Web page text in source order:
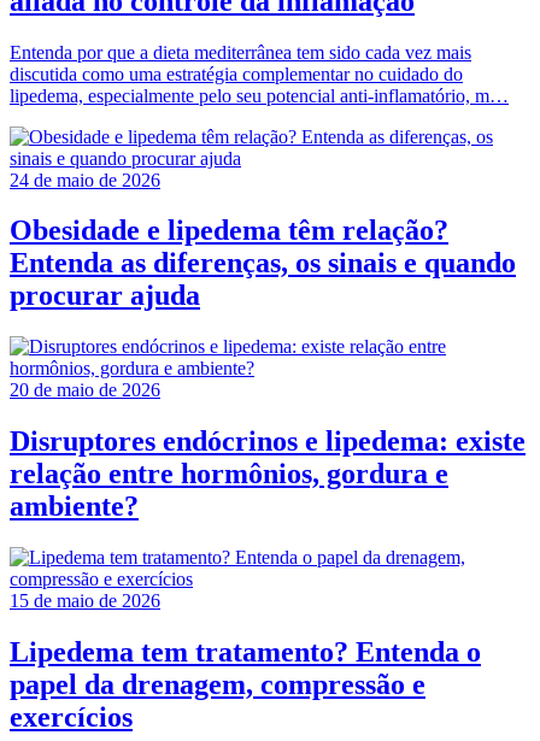
Entenda por que a dieta mediterrânea tem sido cada vez mais
discutida como uma estratégia complementar no cuidado do
lipedema, especialmente pelo seu potencial anti-inflamatório, m…
24 de maio de 2026
Obesidade e lipedema têm relação?
Entenda as diferenças, os sinais e quando
procurar ajuda
20 de maio de 2026
Disruptores endócrinos e lipedema: existe
relação entre hormônios, gordura e
ambiente?
15 de maio de 2026
Lipedema tem tratamento? Entenda o
papel da drenagem, compressão e
exercícios